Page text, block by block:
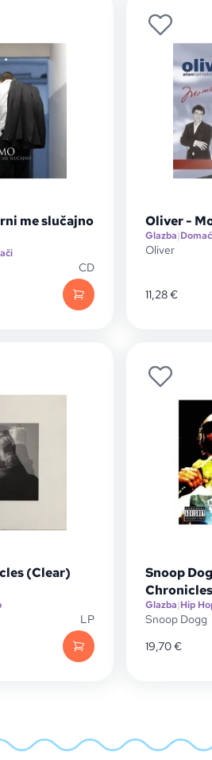
me slučajno
CD
Oliver -
Glazba|
Oliver
11,28€
(Clear)
LP
Snoop
Glazba|Hip
Snoop Dogg
19,70€